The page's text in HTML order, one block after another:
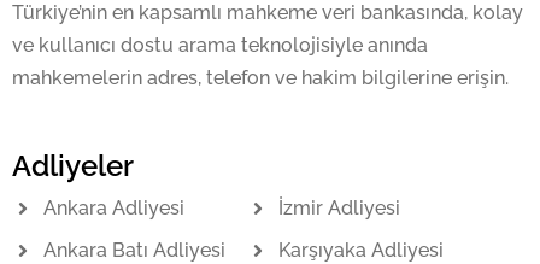
Türkiye’nin en kapsamlı mahkeme veri bankasında, kolay
ve kullanıcı dostu arama teknolojisiyle anında
mahkemelerin adres, telefon ve hakim bilgilerine erişin.
Adliyeler
Ankara Adliyesi
Ankara Batı Adliyesi
İzmir Adliyesi
Karşıyaka Adliyesi